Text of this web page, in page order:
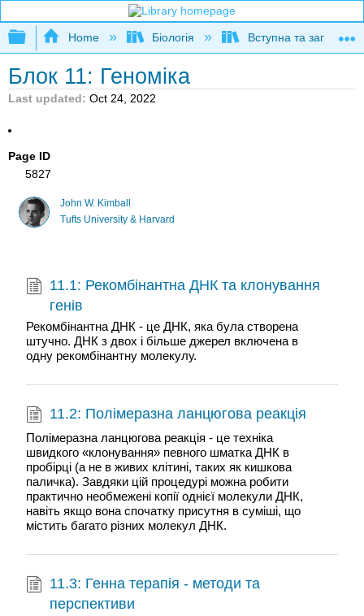
Expand/collapse global hierarchy
Home Біологія Вступна та загальна
Блок 11: Геноміка
Last updated Oct 24, 2022
Page ID
5827
John W. Kimball
Tufts University & Harvard
11.1: Рекомбінантна ДНК та клонування
генів
Рекомбінантна ДНК - це ДНК, яка була створена
штучно. ДНК з двох і більше джерел включена в
одну рекомбінантну молекулу.
11.2: Полімеразна ланцюгова реакція
Полімеразна ланцюгова реакція - це техніка
швидкого «клонування» певного шматка ДНК в
пробірці (а не в живих клітині, таких як кишкова
паличка). Завдяки цій процедурі можна робити
практично необмежені копії однієї молекули ДНК,
навіть якщо вона спочатку присутня в суміші, що
містить багато різних молекул ДНК.
11.3: Генна терапія - методи та
перспективи